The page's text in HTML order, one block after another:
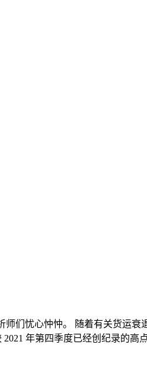
们忧心忡忡。 随着有关货运
年第四季度已经创纪录的高